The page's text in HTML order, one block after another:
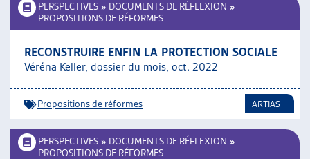
RESSOURCES
THÉMATIQUES
AUTRES
L’ASSOCIATION
JOURNÉES D’AUTOMNE
PERSPECTIVES » DOCUMENTS DE RÉFLEXION »
PROPOSITIONS DE RÉFORMES
RECONSTRUIRE ENFIN LA PROTECTION SOCIALE
Véréna Keller, dossier du mois, oct. 2022
Propositions de réformes ARTIAS
PERSPECTIVES » DOCUMENTS DE RÉFLEXION »
PROPOSITIONS DE RÉFORMES